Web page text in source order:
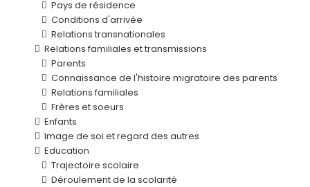
Pays de résidence
Conditions d'arrivée
Relations transnationales
Relations familiales et transmissions
Parents
Connaissance de l'histoire migratoire des parents
Relations familiales
Frères et soeurs
Enfants
Image de soi et regard des autres
Education
Trajectoire scolaire
Déroulement de la scolarité